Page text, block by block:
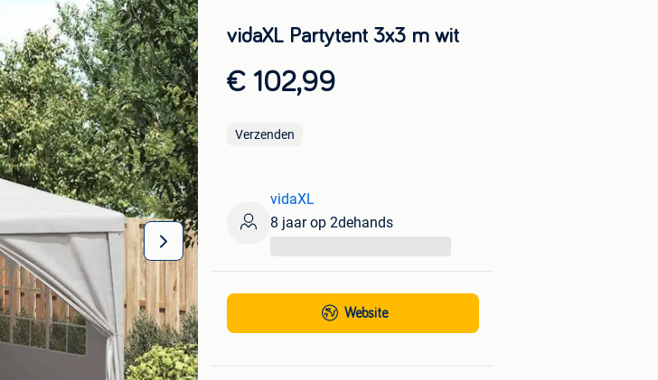
vidaXL Partytent 3x3 m wit
€ 102,99
Verzenden
vidaXL
8 jaar op 2dehands
Website